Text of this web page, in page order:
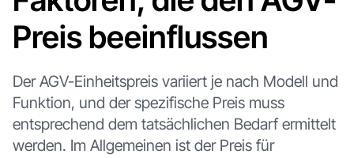
Preis beeinflussen
Der AGV-Einheitspreis variiert je nach Modell und
Funktion, und der spezifische Preis muss
entsprechend dem tatsächlichen Bedarf ermittelt
werden. Im Allgemeinen ist der Preis für